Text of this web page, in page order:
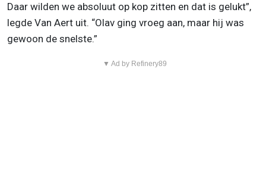
Daar wilden we absoluut op kop zitten en dat is gelukt”,
legde Van Aert uit. “Olav ging vroeg aan, maar hij was
gewoon de snelste.”
▼ Ad by Refinery89